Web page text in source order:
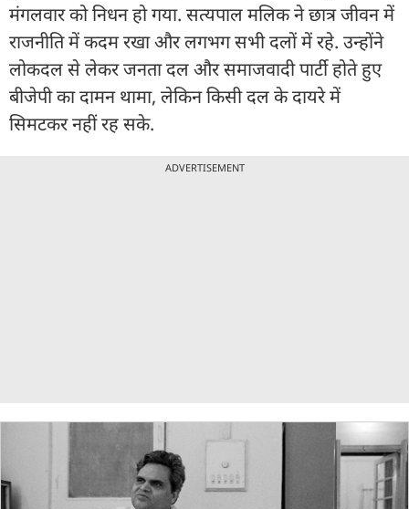
मंगलवार को निधन हो गया. सत्यपाल मलिक ने छात्र जीवन में
राजनीति में कदम रखा और लगभग सभी दलों में रहे. उन्होंने
लोकदल से लेकर जनता दल और समाजवादी पार्टी होते हुए
बीजेपी का दामन थामा, लेकिन किसी दल के दायरे में
सिमटकर नहीं रह सके.
ADVERTISEMENT